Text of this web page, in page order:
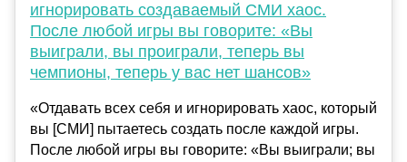
игнорировать создаваемый СМИ хаос.
После любой игры вы говорите: «Вы
выиграли, вы проиграли, теперь вы
чемпионы, теперь у вас нет шансов»
«Отдавать всех себя и игнорировать хаос, который
вы [СМИ] пытаетесь создать после каждой игры.
После любой игры вы говорите: «Вы выиграли; вы